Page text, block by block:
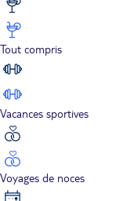
Tout compris
Vacances sportives
Voyages de noces